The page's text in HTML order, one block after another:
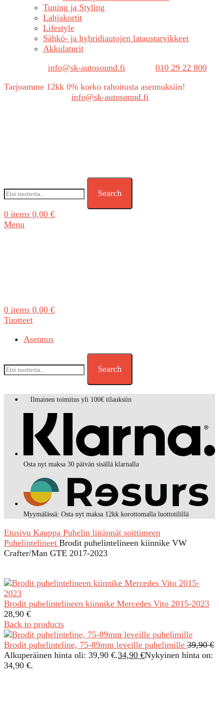
Tuning ja Styling
Lahjakortit
Lifestyle
Sähkö- ja hybridiautojen lataustarvikkeet
Akkulaturit
info@sk-autosound.fi
010 29 22 800
Tarjoamme 12kk 0% korko rahoitusta asennuksiin!
info@sk-autosound.fi
Search
0 items 0,00 €
Menu
0 items 0,00 €
Tuotteet
Asennus
Search
Ilmainen toimitus yli 100€ tilauksiin
Osta nyt maksa 30 päivän sisällä klarnalla
Myymälässä: Osta nyt maksa 12kk korottomalla luottotilillä
Etusivu Kauppa Puhelin liitännät soittimeen
Puhelintelineet Brodit puhelintelineen kiinnike VW
Crafter/Man GTE 2017-2023
Brodit puhelintelineen kiinnike Mercedes Vito 2015-2023
28,90 €
Back to products
Brodit puhelinteline, 75-89mm leveille puhelimille 39,90€
Alkuperäinen hinta oli: 39,90 €.34,90 €Nykyinen hinta on:
34,90 €.